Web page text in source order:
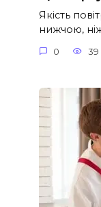
Якість
нижчою,
0 39